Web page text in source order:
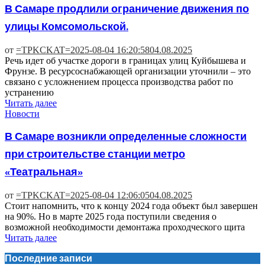
В Самаре продлили ограничение движения по
улицы Комсомольской.
от =TPKCKAT=2025-08-04 16:20:5804.08.2025
Речь идет об участке дороги в границах улиц Куйбышева и
Фрунзе. В ресурсоснабжающей организации уточнили – это
связано с усложнением процесса производства работ по
устранению
Читать далее
Новости
В Самаре возникли определенные сложности
при строительстве станции метро
«Театральная»
от =TPKCKAT=2025-08-04 12:06:0504.08.2025
Стоит напомнить, что к концу 2024 года объект был завершен
на 90%. Но в марте 2025 года поступили сведения о
возможной необходимости демонтажа проходческого щита
Читать далее
Последние записи